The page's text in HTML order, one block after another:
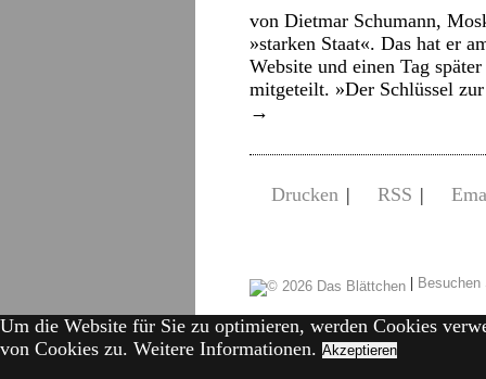
von Dietmar Schumann,
»starken Staat«. Das hat er
Website und einen Tag
mitgeteilt. »Der Schlüssel
→
Drucken | RSS |
|
Um die Website für Sie zu optimieren, werden Cookies
von Cookies zu. Weitere Informationen. Akzeptieren